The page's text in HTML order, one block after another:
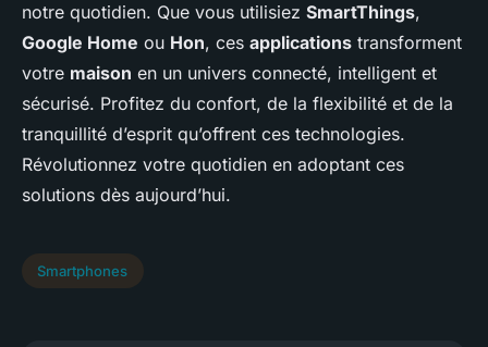
notre quotidien. Que vous utilisiez SmartThings,
Google Home ou Hon, ces applications transforment
votre maison en un univers connecté, intelligent et
sécurisé. Profitez du confort, de la flexibilité et de la
tranquillité d’esprit qu’offrent ces technologies.
Révolutionnez votre quotidien en adoptant ces
solutions dès aujourd’hui.
Smartphones